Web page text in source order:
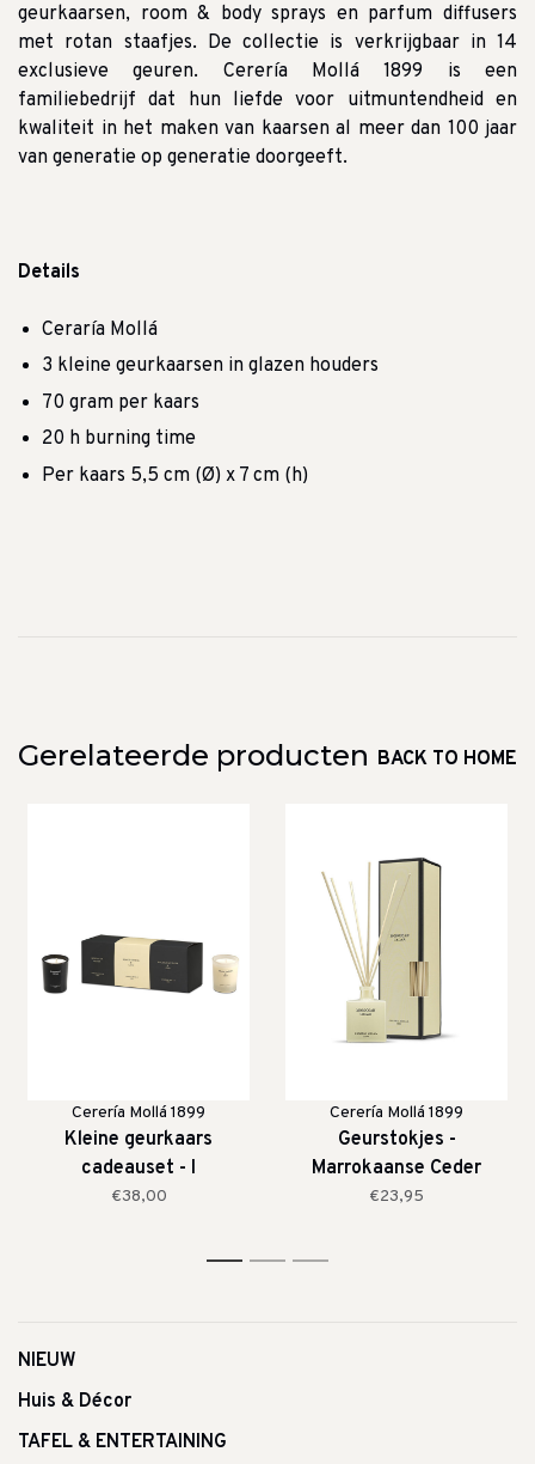
geurkaarsen, room & body sprays en parfum diffusers
met rotan staafjes. De collectie is verkrijgbaar in 14
exclusieve geuren.
Cerería Mollá 1899 is een
familiebedrijf dat hun liefde voor uitmuntendheid en
kwaliteit in het maken van kaarsen al meer dan 100 jaar
van generatie op generatie doorgeeft.
Details
Ceraría Mollá
3 kleine geurkaarsen in glazen houders
70 gram per kaars
20 h burning time
Per kaars 5,5 cm (Ø) x 7 cm (h)
Gerelateerde producten BACK TO HOME
Cerería Mollá 1899
Kleine geurkaars
cadeauset - I
€38,00
Cerería Mollá 1899
Geurstokjes -
Marrokaanse Ceder
€23,95
1 2 3
NIEUW
Huis & Décor
TAFEL & ENTERTAINING